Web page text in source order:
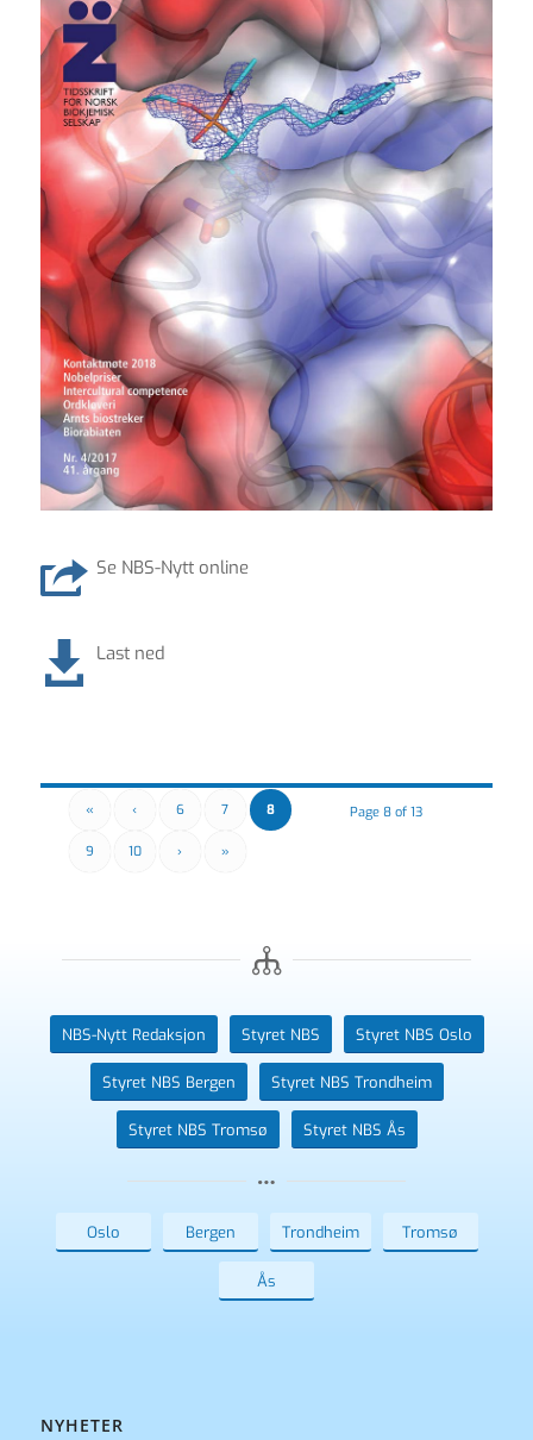
Se NBS-Nytt online
Last ned
Page 8 of 13
« ‹ 6 7 8
9 10 › »
NBS-Nytt Redaksjon Styret NBS Styret NBS Oslo
Styret NBS Bergen Styret NBS Trondheim
Styret NBS Tromsø Styret NBS Ås
Oslo Bergen Trondheim Tromsø
Ås
NYHETER